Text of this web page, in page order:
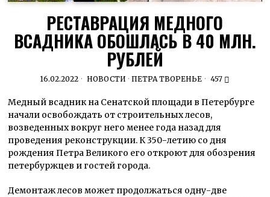
РЕСТАВРАЦИЯ МЕДНОГО
ВСАДНИКА ОБОШЛАСЬ В 40 МЛН.
РУБЛЕЙ
16.02.2022 НОВОСТИ · ПЕТРА ТВОРЕНЬЕ 457
Медный всадник на Сенатской площади в Петербурге
начали освобождать от строительных лесов,
возведенных вокруг него менее года назад для
проведения реконструкции. К 350-летию со дня
рождения Петра Великого его откроют для обозрения
петербуржцев и гостей города.
Демонтаж лесов может продолжаться одну-две